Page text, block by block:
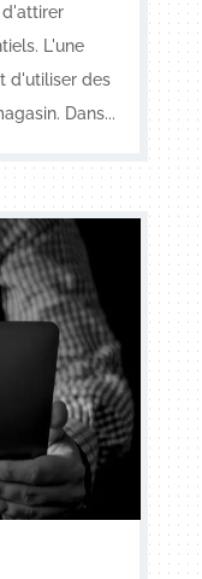
L'une
d'utiliser des
Dans...